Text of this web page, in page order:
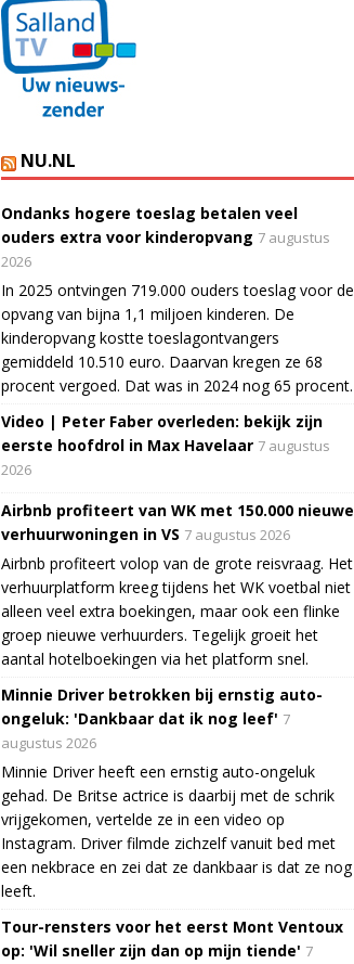
NU.NL
Ondanks hogere toeslag betalen veel
ouders extra voor kinderopvang 7 augustus
2026
In 2025 ontvingen 719.000 ouders toeslag voor de
opvang van bijna 1,1 miljoen kinderen. De
kinderopvang kostte toeslagontvangers
gemiddeld 10.510 euro. Daarvan kregen ze 68
procent vergoed. Dat was in 2024 nog 65 procent.
Video | Peter Faber overleden: bekijk zijn
eerste hoofdrol in Max Havelaar 7 augustus
2026
Airbnb profiteert van WK met 150.000 nieuwe
verhuurwoningen in VS 7 augustus 2026
Airbnb profiteert volop van de grote reisvraag. Het
verhuurplatform kreeg tijdens het WK voetbal niet
alleen veel extra boekingen, maar ook een flinke
groep nieuwe verhuurders. Tegelijk groeit het
aantal hotelboekingen via het platform snel.
Minnie Driver betrokken bij ernstig auto-
ongeluk: 'Dankbaar dat ik nog leef' 7
augustus 2026
Minnie Driver heeft een ernstig auto-ongeluk
gehad. De Britse actrice is daarbij met de schrik
vrijgekomen, vertelde ze in een video op
Instagram. Driver filmde zichzelf vanuit bed met
een nekbrace en zei dat ze dankbaar is dat ze nog
leeft.
Tour-rensters voor het eerst Mont Ventoux
op: 'Wil sneller zijn dan op mijn tiende' 7